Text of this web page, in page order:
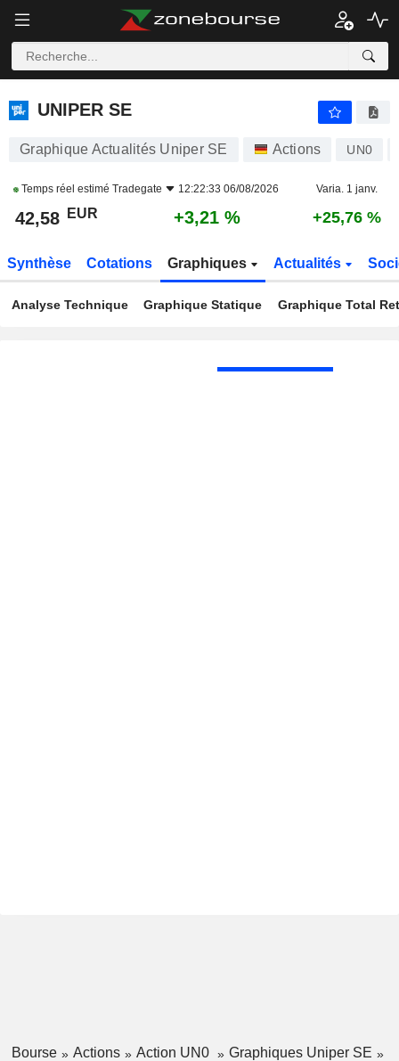
UNIPER SE
UNIPER SE
Graphique Actualités Uniper SE Actions UN0
Temps réel estimé Tradegate 12:22:33 06/08/2026 Varia. 1 janv.
42,58 EUR +3,21 % +25,76 %
Synthèse Cotations Graphiques Actualités
Analyse Technique Graphique Statique Graphique Total
Bourse Actions Action UN0
Graphiques Uniper SE